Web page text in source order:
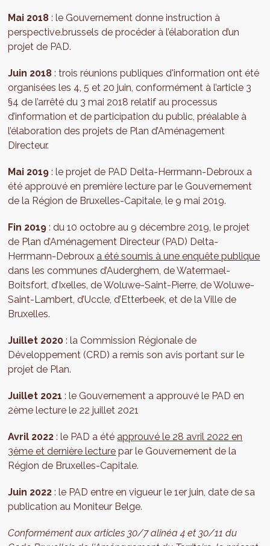
Mai 2018 : le Gouvernement donne instruction à
perspective.brussels de procéder à l’élaboration d’un
projet de PAD.
Juin 2018: trois réunions publiques d'information ont été
organisées les 4, 5 et 20 juin, conformément à l’article 3
§4 de l’arrêté du 3 mai 2018 relatif au processus
d’information et de participation du public, préalable à
l’élaboration des projets de Plan d’Aménagement
Directeur.
Mai 2019 : le projet de PAD Delta-Herrmann-Debroux a
été approuvé en première lecture par le Gouvernement
de la Région de Bruxelles-Capitale, le 9 mai 2019.
Fin 2019 : du 10 octobre au 9 décembre 2019, le projet
de Plan d’Aménagement Directeur (PAD) Delta-
Herrmann-Debroux a été soumis à une enquête publique
dans les communes d’Auderghem, de Watermael-
Boitsfort, d’Ixelles, de Woluwe-Saint-Pierre, de Woluwe-
Saint-Lambert, d’Uccle, d’Etterbeek, et de la Ville de
Bruxelles.
Juillet 2020 : la Commission Régionale de
Développement (CRD) a remis son avis portant sur le
projet de Plan.
Juillet 2021 : le Gouvernement a approuvé le PAD en
2ème lecture le 22 juillet 2021
Avril 2022 : le PAD a été approuvé le 28 avril 2022 en
3ème et dernière lecture par le Gouvernement de la
Région de Bruxelles-Capitale.
Juin 2022 : le PAD entre en vigueur le 1er juin, date de sa
publication au Moniteur Belge.
Conformément aux articles 30/7 alinéa 4 et 30/11 du